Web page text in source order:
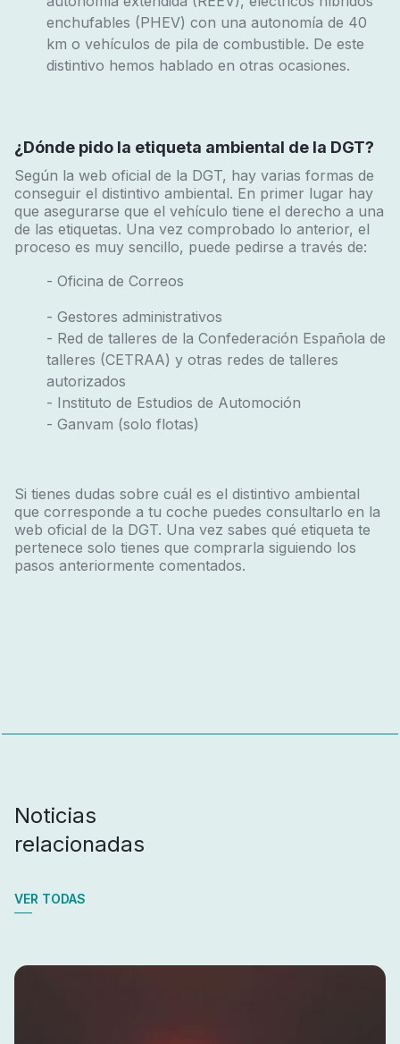
enchufables (PHEV) con una autonomía de 40
km o vehículos de pila de combustible. De este
distintivo hemos hablado en otras ocasiones.
¿Dónde pido la etiqueta ambiental de la DGT?
Según la web oficial de la DGT, hay varias formas de
conseguir el distintivo ambiental. En primer lugar hay
que asegurarse que el vehículo tiene el derecho a una
de las etiquetas. Una vez comprobado lo anterior, el
proceso es muy sencillo, puede pedirse a través de:
- Oficina de Correos
- Gestores administrativos
- Red de talleres de la Confederación Española de
talleres (CETRAA) y otras redes de talleres
autorizados
- Instituto de Estudios de Automoción
- Ganvam (solo flotas)
Si tienes dudas sobre cuál es el distintivo ambiental
que corresponde a tu coche puedes consultarlo en la
web oficial de la DGT. Una vez sabes qué etiqueta te
pertenece solo tienes que comprarla siguiendo los
pasos anteriormente comentados.
Noticias
relacionadas
VER TODAS